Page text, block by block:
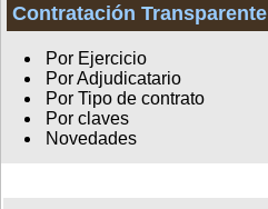
Contratación Transparente
Por Ejercicio
Por Adjudicatario
Por Tipo de contrato
Por claves
Novedades